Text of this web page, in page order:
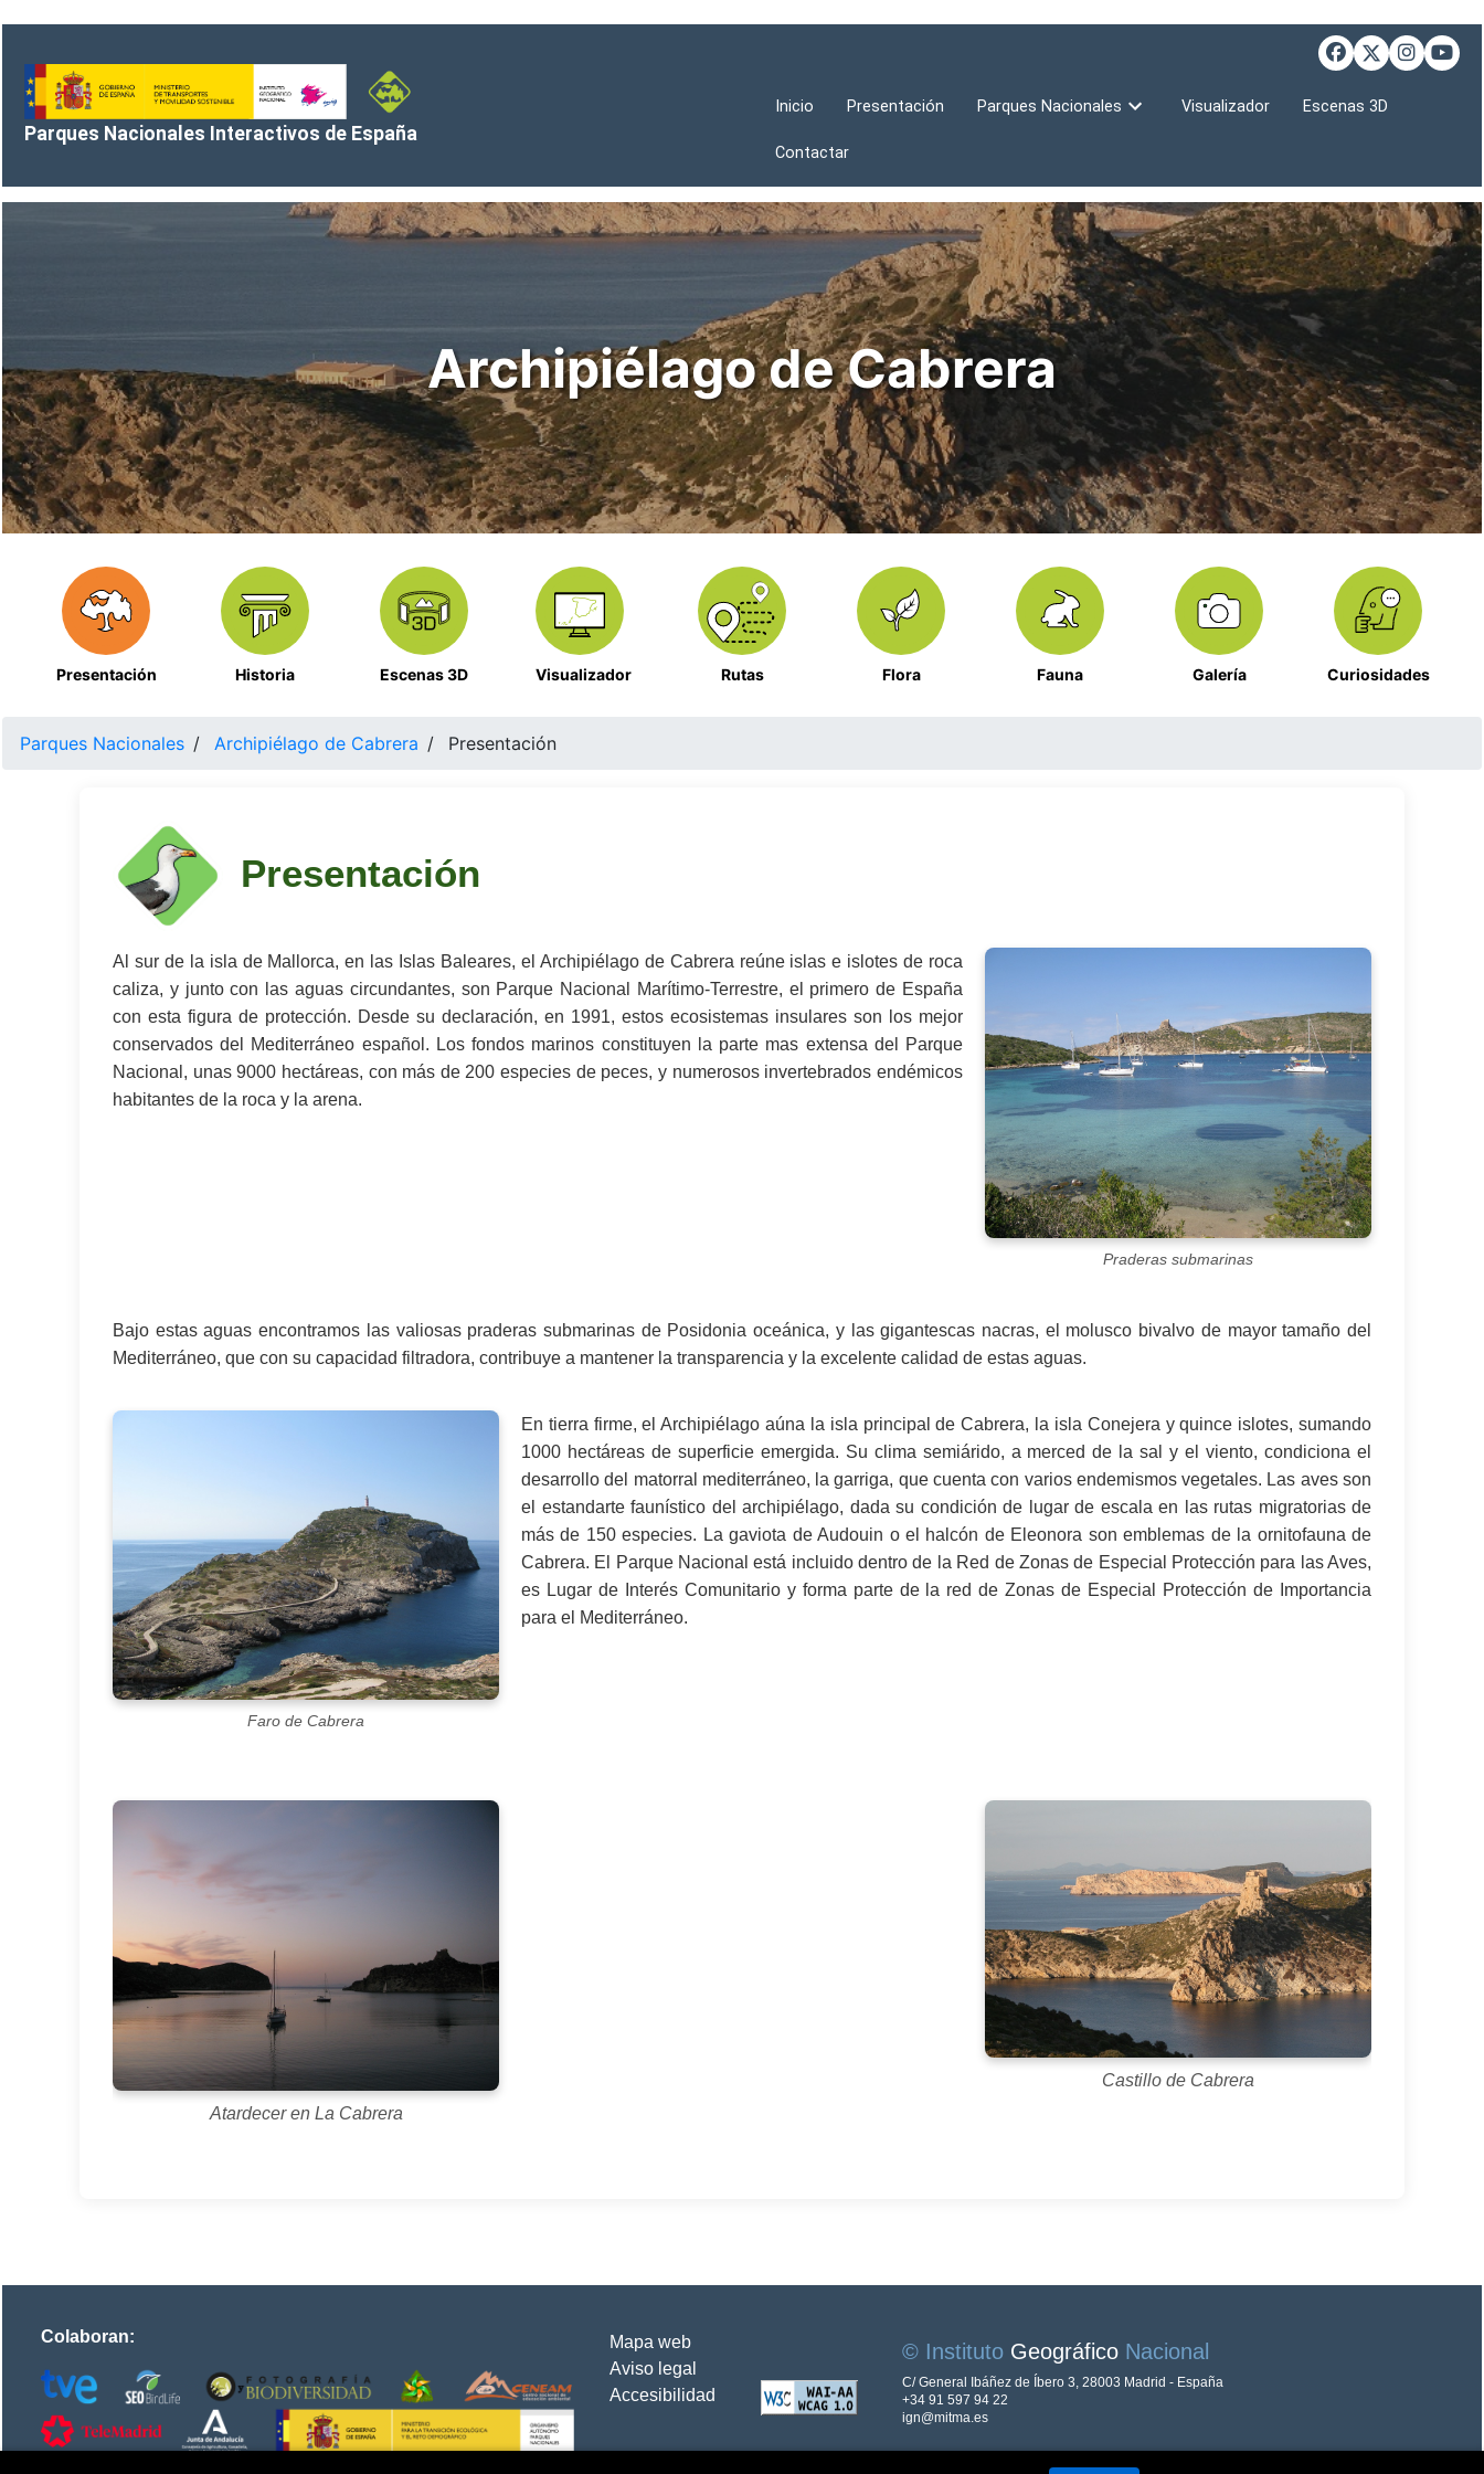
Parques Nacionales Interactivos de España
Inicio Presentación Parques Nacionales Visualizador Escenas 3D
Contactar
Archipiélago de Cabrera
Presentación Historia Escenas 3D Visualizador Rutas Flora Fauna Galería Curiosidades
Parques Nacionales Archipiélago de Cabrera Presentación
Presentación
Praderas submarinas
Al sur de la isla de Mallorca, en las Islas Baleares, el Archipiélago de Cabrera reúne islas e islotes de roca
caliza, y junto con las aguas circundantes, son Parque Nacional Marítimo-Terrestre, el primero de España
con esta figura de protección. Desde su declaración, en 1991, estos ecosistemas insulares son los mejor
conservados del Mediterráneo español. Los fondos marinos constituyen la parte mas extensa del Parque
Nacional, unas 9000 hectáreas, con más de 200 especies de peces, y numerosos invertebrados endémicos
habitantes de la roca y la arena.
Bajo estas aguas encontramos las valiosas praderas submarinas de Posidonia oceánica, y las gigantescas nacras, el molusco bivalvo de mayor tamaño del
Mediterráneo, que con su capacidad filtradora, contribuye a mantener la transparencia y la excelente calidad de estas aguas.
Faro de Cabrera
En tierra firme, el Archipiélago aúna la isla principal de Cabrera, la isla Conejera y quince islotes, sumando
1000 hectáreas de superficie emergida. Su clima semiárido, a merced de la sal y el viento, condiciona el
desarrollo del matorral mediterráneo, la garriga, que cuenta con varios endemismos vegetales. Las aves son
el estandarte faunístico del archipiélago, dada su condición de lugar de escala en las rutas migratorias de
más de 150 especies. La gaviota de Audouin o el halcón de Eleonora son emblemas de la ornitofauna de
Cabrera. El Parque Nacional está incluido dentro de la Red de Zonas de Especial Protección para las Aves,
es Lugar de Interés Comunitario y forma parte de la red de Zonas de Especial Protección de Importancia
para el Mediterráneo.
Atardecer en La Cabrera
Castillo de Cabrera
Colaboran:
Mapa web
Aviso legal
Accesibilidad
© Instituto GeográficoNacional
C/ General Ibáñez de Íbero 3, 28003 Madrid - España
+34 91 597 94 22
ign@mitma.es